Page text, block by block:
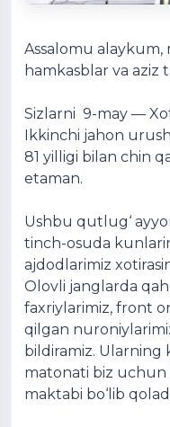
Assalomu
hamkasblar va aziz
Sizlarni 9-may —
Ikkinchi jahon
81 yilligi bilan chin
etaman.
Ushbu qutlug‘
tinch-osuda
ajdodlarimiz
Olovli janglarda
faxriylarimiz, front
qilgan
bildiramiz. Ularning
matonati biz uchun
maktabi bo‘lib